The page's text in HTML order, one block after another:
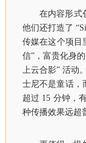
在内容形式
他们还打造了
传媒在这个项目
信”，富贵化身
上云合影” 活动
士尼不是童话，
超过 15 分钟，
种传播效果远超